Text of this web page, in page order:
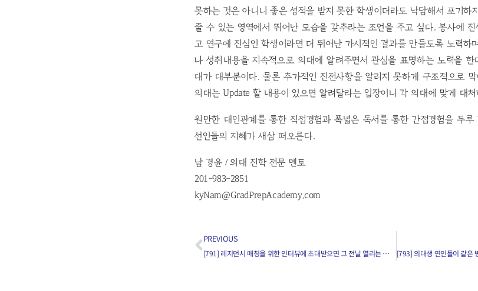
못하는 것은 아니니 좋은 성적을 받지 못한 학생이더라도 낙담해서 포기하
줄 수 있는 영역에서 뛰어난 모습을 갖추라는 조언을 주고 싶다. 봉사에
고 연구에 진심인 학생이라면 더 뛰어난 가시적인 결과를 만들도록 노력하
나 성취내용을 지속적으로 의대에 알려주면서 관심을 표명하는 노력을 한
대가 대부분이다. 물론 추가적인 진전사항을 알리지 못하게 구조적으로
의대는 Update 할 내용이 있으면 알려달라는 입장이니 각 의대에 맞게 대처
원만한 대인관계를 통한 직접경험과 폭넓은 독서를 통한 간접경험을 두
선인들의 지혜가 새삼 떠오른다.
남 경윤 / 의대 진학 전문 멘토
201-983-2851
kyNam@GradPrepAcademy.com
PREVIOUS
[791] 레지던시 매칭을 위한 인터뷰에 초대받으면 그 전날 열리는 사교모임에도 참석해야 하나요?